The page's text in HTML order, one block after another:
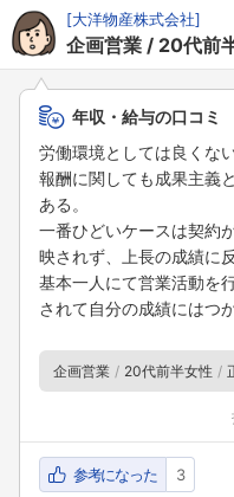
[大洋物産株式会社]
企画営業 20代前
年収・給与の口コミ
労働環境としては良くない
報酬に関しても成果主義
ある。
一番ひどいケースは契約
映されず、上長の成績に
基本一人にて営業活動を
されて自分の成績にはつ
企画営業 20代前半女性
参考になった 3